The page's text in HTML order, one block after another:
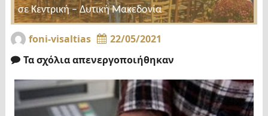
σε Κεντρική – Δυτική Μακεδονία
foni-visaltias
22/05/2021
Τα σχόλια απενεργοποιήθηκαν